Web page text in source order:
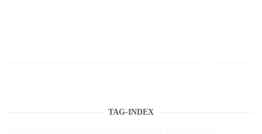
TAG-INDEX